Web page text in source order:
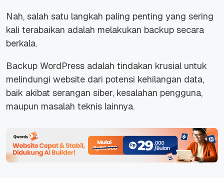
Nah, salah satu langkah paling penting yang sering
kali terabaikan adalah melakukan backup secara
berkala.
Backup WordPress adalah tindakan krusial untuk
melindungi website dari potensi kehilangan data,
baik akibat serangan siber, kesalahan pengguna,
maupun masalah teknis lainnya.